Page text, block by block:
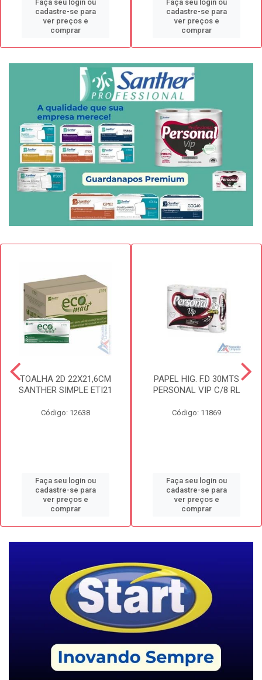
Faça seu login ou
cadastre-se para
ver preços e
comprar
Faça seu login ou
cadastre-se para
ver preços e
comprar
TOALHA 2D 22X21,6CM
SANTHER SIMPLE ETI21
Código: 12638
Faça seu login ou
cadastre-se para
ver preços e
comprar
PAPEL HIG. F.D 30MTS
PERSONAL VIP C/8 RL
Código: 11869
Faça seu login ou
cadastre-se para
ver preços e
comprar